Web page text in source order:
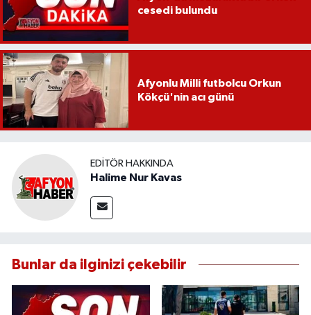
cesedi bulundu
Afyonlu Milli futbolcu Orkun
Kökçü'nin acı günü
EDITÖR HAKKINDA
Halime Nur Kavas
Bunlar da ilginizi çekebilir